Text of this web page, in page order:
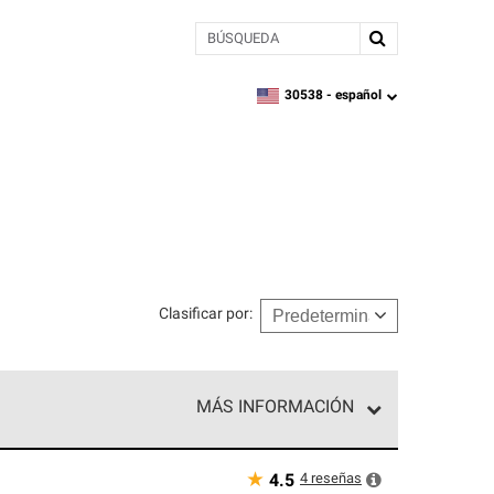
BÚSQUEDA
zipcode,language
30538 - español
Clasificar por:
MÁS INFORMACIÓN
y confiabilidad.
★ 4.5 4 reseñas